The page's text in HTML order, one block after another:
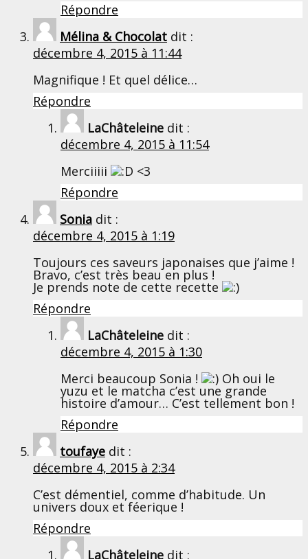
Répondre
Mélina & Chocolat dit :
décembre 4, 2015 à 11:44
Magnifique ! Et quel délice…
Répondre
LaChâteleine dit :
décembre 4, 2015 à 11:54
Merciiiii
<3
Répondre
Sonia dit :
décembre 4, 2015 à 1:19
Toujours ces saveurs japonaises que j’aime !
Bravo, c’est très beau en plus !
Je prends note de cette recette
Répondre
LaChâteleine dit :
décembre 4, 2015 à 1:30
Merci beaucoup Sonia !
Oh oui le
yuzu et le matcha c’est une grande
histoire d’amour… C’est tellement bon !
Répondre
toufaye dit :
décembre 4, 2015 à 2:34
C’est démentiel, comme d’habitude. Un
univers doux et féerique !
Répondre
LaChâteleine dit :